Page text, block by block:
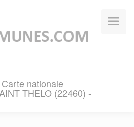
nationale
THELO (22460) -